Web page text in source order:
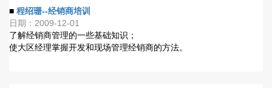
■ 程绍珊--经销商培训
日期：2009-12-01
了解经销商管理的一些基础知识；
使大区经理掌握开发和现场管理经销商的方法。